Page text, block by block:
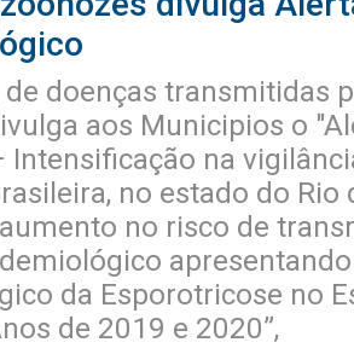
de doenças transmitidas
aos Municipios o
na
no estado do Rio
no risco de
da Esporotricose no
de 2019 e 2020”,